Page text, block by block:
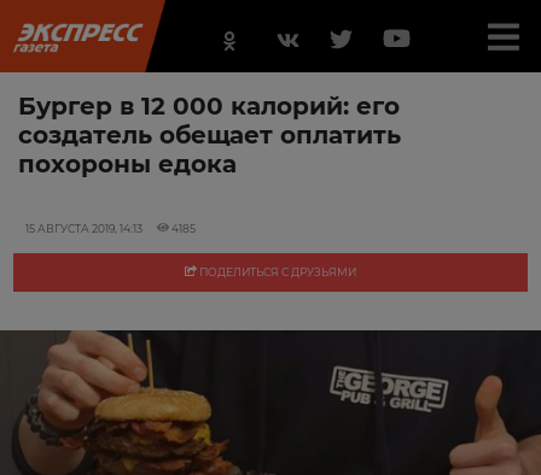
Бургер в 12 000 калорий: его
создатель обещает оплатить
похороны едока
15 АВГУСТА 2019, 14:13 4185
ПОДЕЛИТЬСЯ С ДРУЗЬЯМИ